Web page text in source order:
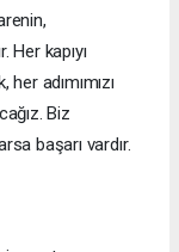
Her kapıyı
adımımızı
Biz
başarı vardır.